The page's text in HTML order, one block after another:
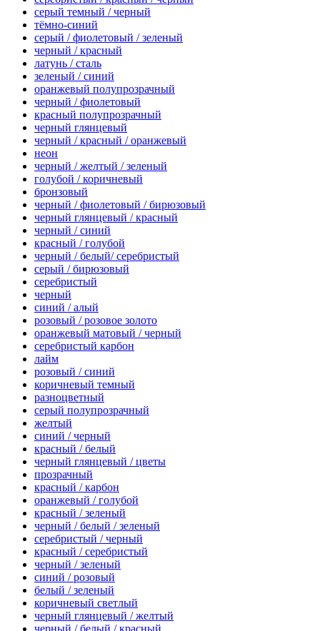
серый темный / черный
тёмно-синий
серый / фиолетовый / зеленый
черный / красный
латунь / сталь
зеленый / синий
оранжевый полупрозрачный
черный / фиолетовый
красный полупрозрачный
черный глянцевый
черный / красный / оранжевый
неон
черный / желтый / зеленый
голубой / коричневый
бронзовый
черный / фиолетовый / бирюзовый
черный глянцевый / красный
черный / синий
красный / голубой
черный / белый/ серебристый
серый / бирюзовый
серебристый
черный
синий / алый
розовый / розовое золото
оранжевый матовый / черный
серебристый карбон
лайм
розовый / синий
коричневый темный
разноцветный
серый полупрозрачный
желтый
синий / черный
красный / белый
черный глянцевый / цветы
прозрачный
красный / карбон
оранжевый / голубой
красный / зеленый
черный / белый / зеленый
серебристый / черный
красный / серебристый
черный / зеленый
синий / розовый
белый / зеленый
коричневый светлый
черный глянцевый / желтый
черный / белый / красный